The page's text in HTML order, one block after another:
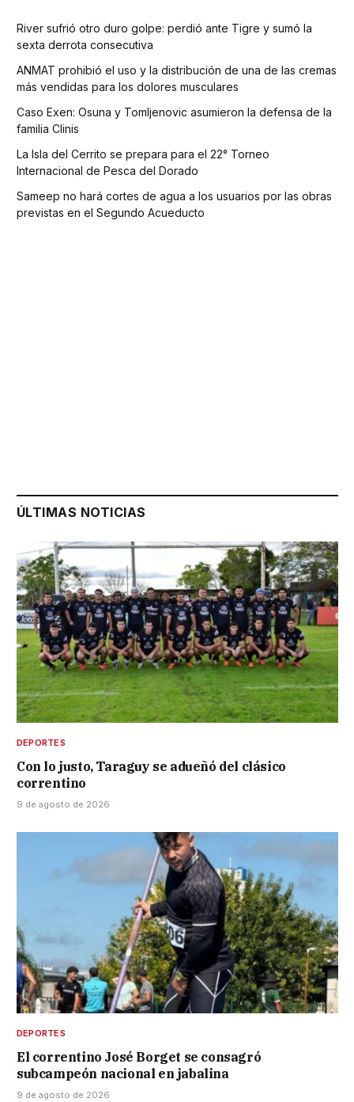
River sufrió otro duro golpe: perdió ante Tigre y sumó la
sexta derrota consecutiva
ANMAT prohibió el uso y la distribución de una de las cremas
más vendidas para los dolores musculares
Caso Exen: Osuna y Tomljenovic asumieron la defensa de la
familia Clinis
La Isla del Cerrito se prepara para el 22° Torneo
Internacional de Pesca del Dorado
Sameep no hará cortes de agua a los usuarios por las obras
previstas en el Segundo Acueducto
ÚLTIMAS NOTICIAS
DEPORTES
Con lo justo, Taraguy se adueñó del clásico
correntino
9 de agosto de 2026
DEPORTES
El correntino José Borget se consagró
subcampeón nacional en jabalina
9 de agosto de 2026